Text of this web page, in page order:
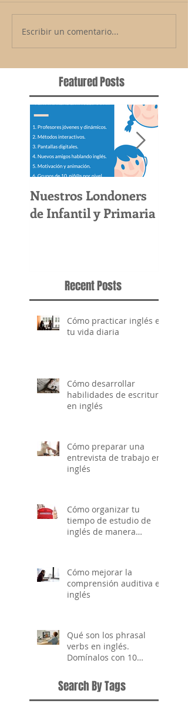
Escribir un comentario...
Featured Posts
Nuestros Londoners
de Infantil y Primaria
Recent Posts
Cómo practicar inglés en
tu vida diaria
Cómo desarrollar
habilidades de escritura
en inglés
Cómo preparar una
entrevista de trabajo en
inglés
Cómo organizar tu
tiempo de estudio de
inglés de manera
Cómo mejorar la
comprensión auditiva en
inglés
Qué son los phrasal
verbs en inglés.
Domínalos con 10
Search By Tags